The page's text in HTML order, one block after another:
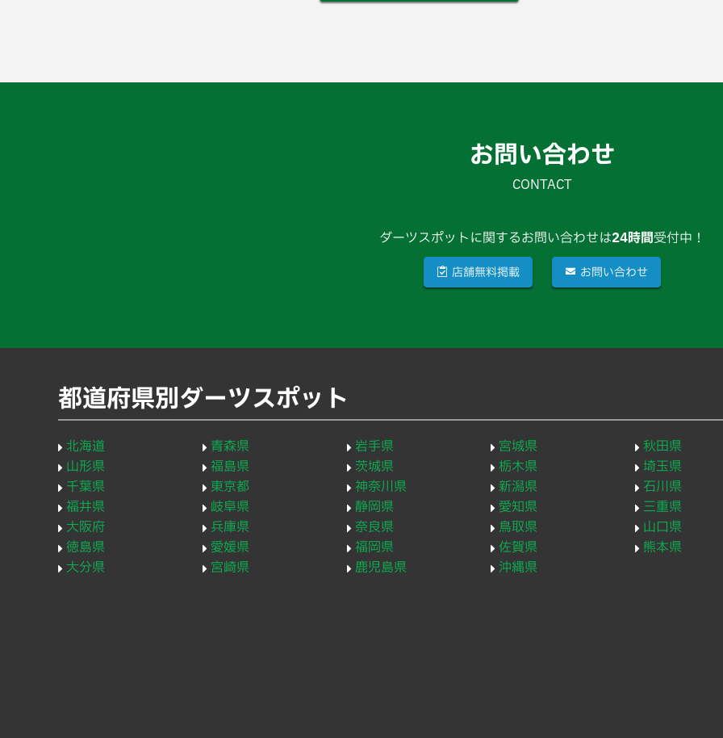
お問い合わせ
CONTACT
ダーツスポットに関するお問い合わせは24時間受付中！
店舗無料掲載 お問い合わせ
都道府県別ダーツスポット
北海道 青森県 岩手県 宮城県
秋田県
山形県
福島県 茨城県 栃木県
埼玉県
千葉県
東京都 神奈川県 新潟県
石川県
福井県
岐阜県 静岡県 愛知県
三重県
大阪府
兵庫県 奈良県 鳥取県
山口県
徳島県
愛媛県 福岡県 佐賀県
熊本県
大分県
宮崎県 鹿児島県 沖縄県